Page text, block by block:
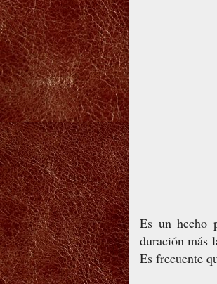
Es un hecho
duración más
Es frecuente